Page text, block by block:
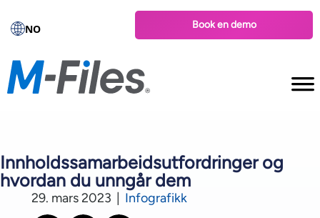
NO Book en demo
Innholdssamarbeidsutfordringer og
hvordan du unngår dem
29. mars 2023 Infografikk